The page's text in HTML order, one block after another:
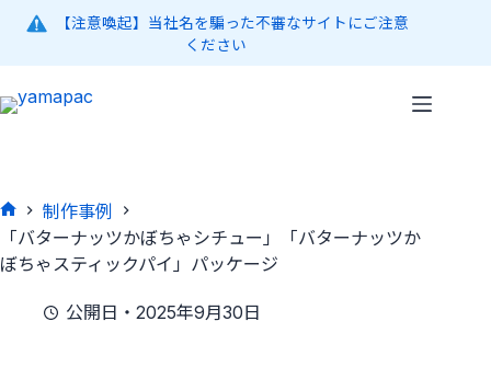
ン
ツ
キ
【注意喚起】当社名を騙った不審なサイトにご注意
ください
ホ
ー
制作事例
「バターナッツかぼちゃシチュー」「バターナッツか
ぼちゃスティックパイ」パッケージ
公開日・2025年9月30日